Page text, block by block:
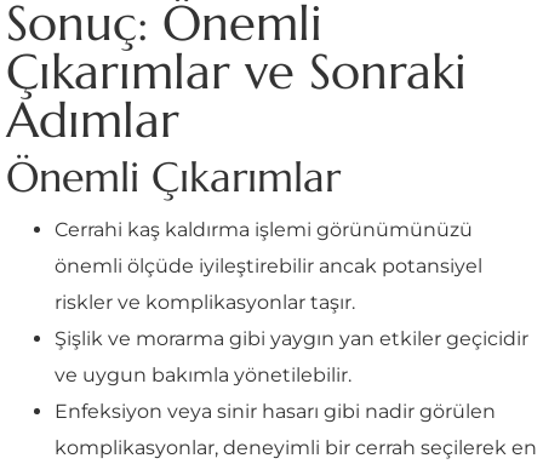
Sonuç: Önemli
Çıkarımlar ve Sonraki
Adımlar
Önemli Çıkarımlar
Cerrahi kaş kaldırma işlemi görünümünüzü
önemli ölçüde iyileştirebilir ancak potansiyel
riskler ve komplikasyonlar taşır.
Şişlik ve morarma gibi yaygın yan etkiler geçicidir
ve uygun bakımla yönetilebilir.
Enfeksiyon veya sinir hasarı gibi nadir görülen
komplikasyonlar, deneyimli bir cerrah seçilerek en